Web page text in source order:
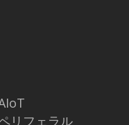
リフェラル